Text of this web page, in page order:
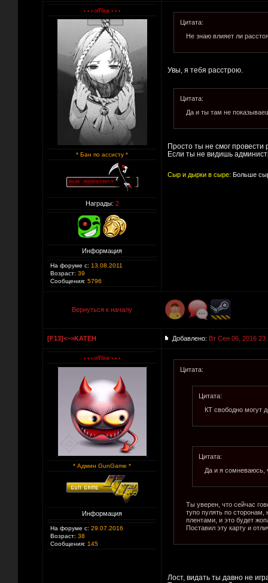
* Бан по ассисту *
Награды: 2
Информация
На форуме с: 13.08.2011
Возраст: 39
Сообщения: 5796
Цитата:
Не знаю влияет ли
Увы, я тебя расстрою.
Цитата:
Да и ты там не
Просто ты не смог
Если ты не видишь
Сыр и дырки в сыре: Больше
Вернуться к началу
[F13]<~>KATEH Добавлено: Вт Сен 06, 2016
* Админ GunGame *
Информация
На форуме с: 29.07.2016
Возраст: 38
Сообщения: 145
Цитата:
Цитата:
КТ свободно могут
Цитата:
Да и я сомневаюсь,
Ты уверен, что сейчас
тупо пулять по сторонам,
плентами, и это будет
Поставил эту карту и
Лост, видать ты давно не